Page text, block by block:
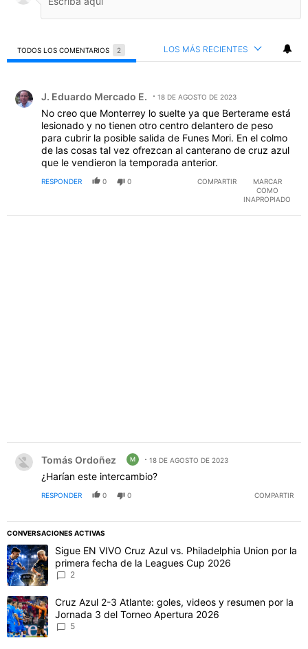
TODOS LOS COMENTARIOS 2 LOS MÁS RECIENTES
J. Eduardo Mercado E. 18 DE AGOSTO DE 2023
No creo que Monterrey lo suelte ya que Berterame está
lesionado y no tienen otro centro delantero de peso
para cubrir la posible salida de Funes Mori. En el colmo
de las cosas tal vez ofrezcan al canterano de cruz azul
que le vendieron la temporada anterior.
RESPONDER 0 0 COMPARTIR
MARCAR
COMO
INAPROPIADO
Tomás Ordoñez M 18 DE AGOSTO DE 2023
¿Harían este intercambio?
RESPONDER 0 0 COMPARTIR
CONVERSACIONES ACTIVAS
Este listado muestra los artículos con más comentarios en los
Un artículo de tendencia con el título "Sigue EN VIVO Cruz Azul
Sigue EN VIVO Cruz Azul vs. Philadelphia Union por la
primera fecha de la Leagues Cup 2026
2
Un artículo de tendencia con el título "Cruz Azul 2-3 Atlante:
Cruz Azul 2-3 Atlante: goles, videos y resumen por la
Jornada 3 del Torneo Apertura 2026
5